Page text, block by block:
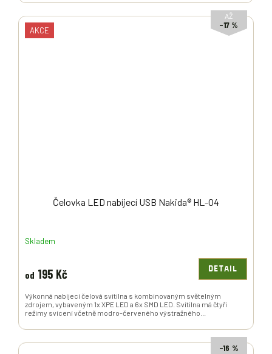
AKCE
AŽ
–17 %
Čelovka LED nabíjecí USB Nakida® HL-04
Skladem
od 195 Kč DETAIL
Výkonná nabíjecí čelová svítilna s kombinovaným světelným
zdrojem, vybaveným 1x XPE LED a 6x SMD LED. Svítilna má čtyři
režimy svícení včetně modro-červeného výstražného...
–16 %